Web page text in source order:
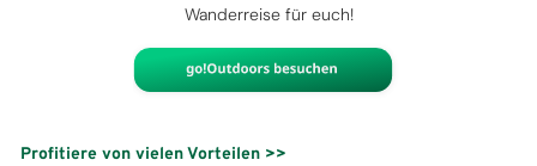
Wanderreise für euch!
Profitiere von vielen Vorteilen >>